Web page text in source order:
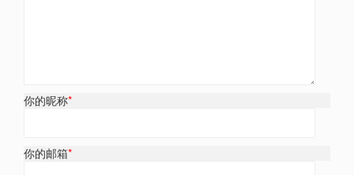
你的昵称*
你的邮箱*